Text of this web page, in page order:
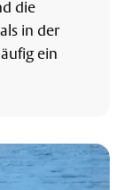
die
in der
ein